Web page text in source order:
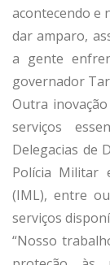
acontecendo e
dar amparo,
a gente
governador
Outra
serviços
Delegacias de
Polícia Militar
(IML), entre
serviços
“Nosso